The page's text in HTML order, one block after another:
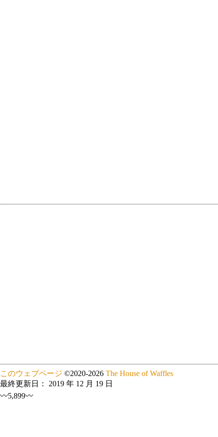
このウェブページ ©2020-2026 The House of Waffles
最終更新日： 2019 年 12 月 19 日
〰5,899〰